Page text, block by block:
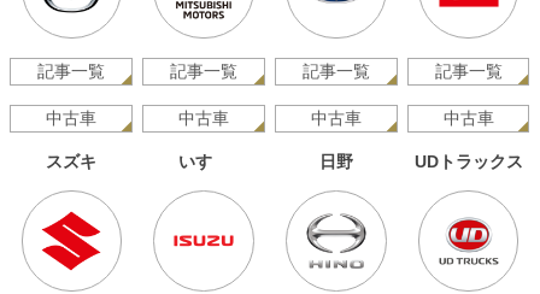
記事一覧
中古車
記事一覧
中古車
記事一覧
中古車
記事一覧
中古車
スズキ いすゞ 日野 UDトラックス